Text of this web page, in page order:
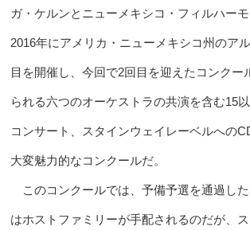
ガ・ケルンとニューメキシコ・フィルハー
2016年にアメリカ・ニューメキシコ州のア
目を開催し、今回で2回目を迎えたコンクー
られる六つのオーケストラの共演を含む15
コンサート、スタインウェイレーベルへの
大変魅力的なコンクールだ。
このコンクールでは、予備予選を通過し
はホストファミリーが手配されるのだが、